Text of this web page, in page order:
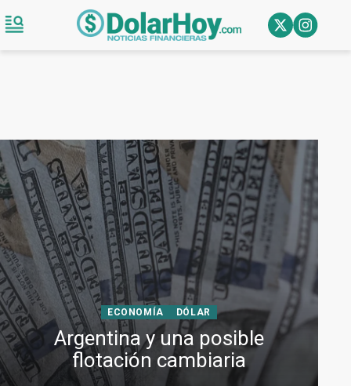
ECONOMÍA DÓLAR
Argentina y una posible
flotación cambiaria